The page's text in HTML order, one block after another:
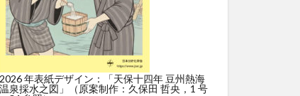
2026 年表紙デザイン：「天保十四年 豆州熱海
温泉採水之図」（原案制作：久保田 哲央，1 号